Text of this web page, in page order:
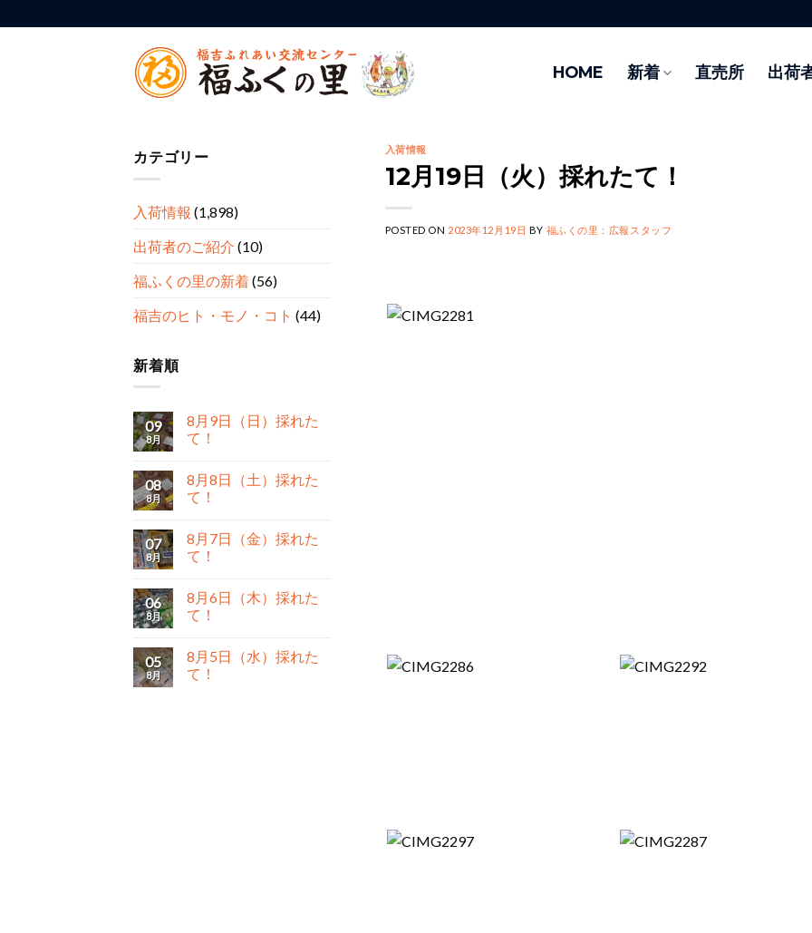
to
HOME 新着 直売所 出荷
カテゴリー
入荷情報 (1,898)
出荷者のご紹介 (10)
福ふくの里の新着(56)
福吉のヒト・モノ・コト (44)
新着順
09
8月
8月9日（日）採れた
て！
08
8月
8月8日（土）採れた
て！
07
8月
8月7日（金）採れた
て！
06
8月
8月6日（木）採れた
て！
05
8月
8月5日（水）採れた
て！
入荷情報
12月19日（火）採れたて！
POSTED ON 2023年12月19日 BY 福ふくの里：広報スタッフ